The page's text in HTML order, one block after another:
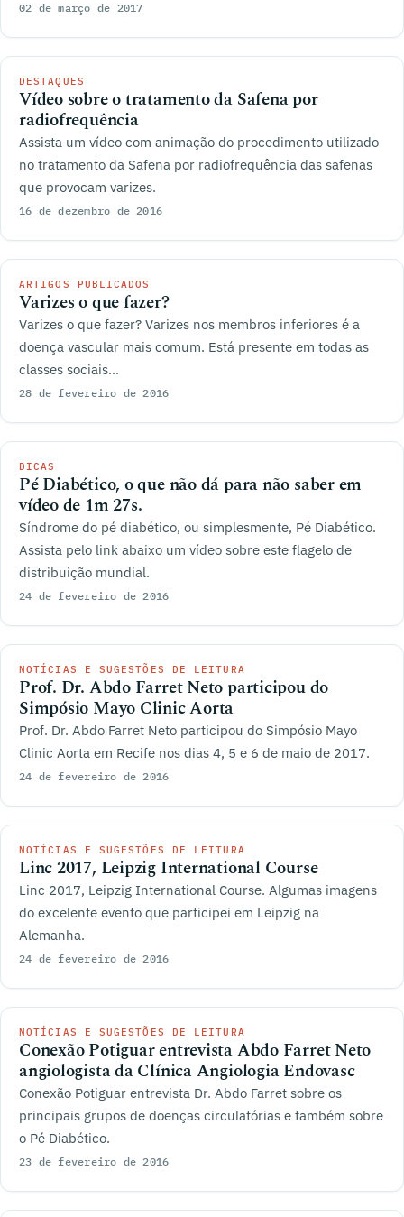
02 de março de 2017
DESTAQUES
Vídeo sobre o tratamento da Safena por
radiofrequência
Assista um vídeo com animação do procedimento utilizado
no tratamento da Safena por radiofrequência das safenas
que provocam varizes.
16 de dezembro de 2016
ARTIGOS PUBLICADOS
Varizes o que fazer?
Varizes o que fazer? Varizes nos membros inferiores é a
doença vascular mais comum. Está presente em todas as
classes sociais...
28 de fevereiro de 2016
DICAS
Pé Diabético, o que não dá para não saber em
vídeo de 1m 27s.
Síndrome do pé diabético, ou simplesmente, Pé Diabético.
Assista pelo link abaixo um vídeo sobre este flagelo de
distribuição mundial.
24 de fevereiro de 2016
NOTÍCIAS E SUGESTÕES DE LEITURA
Prof. Dr. Abdo Farret Neto participou do
Simpósio Mayo Clinic Aorta
Prof. Dr. Abdo Farret Neto participou do Simpósio Mayo
Clinic Aorta em Recife nos dias 4, 5 e 6 de maio de 2017.
24 de fevereiro de 2016
NOTÍCIAS E SUGESTÕES DE LEITURA
Linc 2017, Leipzig International Course
Linc 2017, Leipzig International Course. Algumas imagens
do excelente evento que participei em Leipzig na
Alemanha.
24 de fevereiro de 2016
NOTÍCIAS E SUGESTÕES DE LEITURA
Conexão Potiguar entrevista Abdo Farret Neto
angiologista da Clínica Angiologia Endovasc
Conexão Potiguar entrevista Dr. Abdo Farret sobre os
principais grupos de doenças circulatórias e também sobre
o Pé Diabético.
23 de fevereiro de 2016